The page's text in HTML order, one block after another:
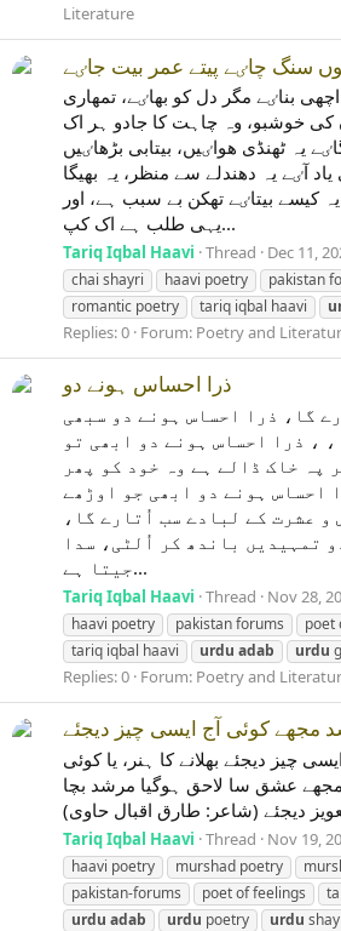
Literature
سنگ چاٸے پیتے عمر بیت جاٸے
بناٸے مگر دل کو بھاٸے، تمھاری
کی خوشبو، وہ چاہت کا جادو ہر اک
یہ ٹھنڈی ھواٸیں، بیتابی بڑھاٸیں
آٸے یہ دھندلے سے منظر، یہ بھیگا
کیسے بیتاٸے تھکن بے سبب ہے، اور
یہی طلب ہے اک کپ...
Tariq Iqbal Haavi Thread Dec 11,
chai shayri
haavi poetry pakistan
romantic poetry
tariq iqbal haavi
Replies: 0 Forum: Poetry and
ذرا احساس ہونے دو
گا، ذرا احساس ہونے دو سبھی
، ذرا احساس ہونے دو ابھی تو
پہ خاک ڈالے ہے وہ خود کو پھر
احساس ہونے دو ابھی جو اوڑھے
و عشرت کے لبادے سب اُتارے گا،
تمہیدیں باندھ کر اُلٹی، سدا
جیتا ہے...
Tariq Iqbal Haavi Thread Nov 28,
haavi poetry
pakistan forums poet
tariq iqbal haavi
urdu adab urdu
Replies: 0 Forum: Poetry and
مجھے کوئی آج ایسی چیز دیجئے
چیز دیجئے بھلانے کا ہنر، یا کوئی
عشق سا لاحق ہوگیا مرشد بچا
دیجئے (شاعر: طارق اقبال حاوی)
Tariq Iqbal Haavi Thread Nov 19,
haavi poetry
murshad poetry
pakistan-forums
poet of feelings
urdu adab urdu poetry urdu